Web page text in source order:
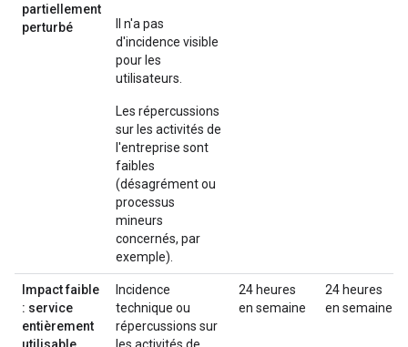
partiellement
perturbé
Il n'a pas
d'incidence visible
pour les
utilisateurs.
Les répercussions
sur les activités de
l'entreprise sont
faibles
(désagrément ou
processus
mineurs
concernés, par
exemple).
Impact faible
: service
entièrement
utilisable
Incidence
technique ou
répercussions sur
les activités de
24 heures
en semaine
24 heures
en semaine